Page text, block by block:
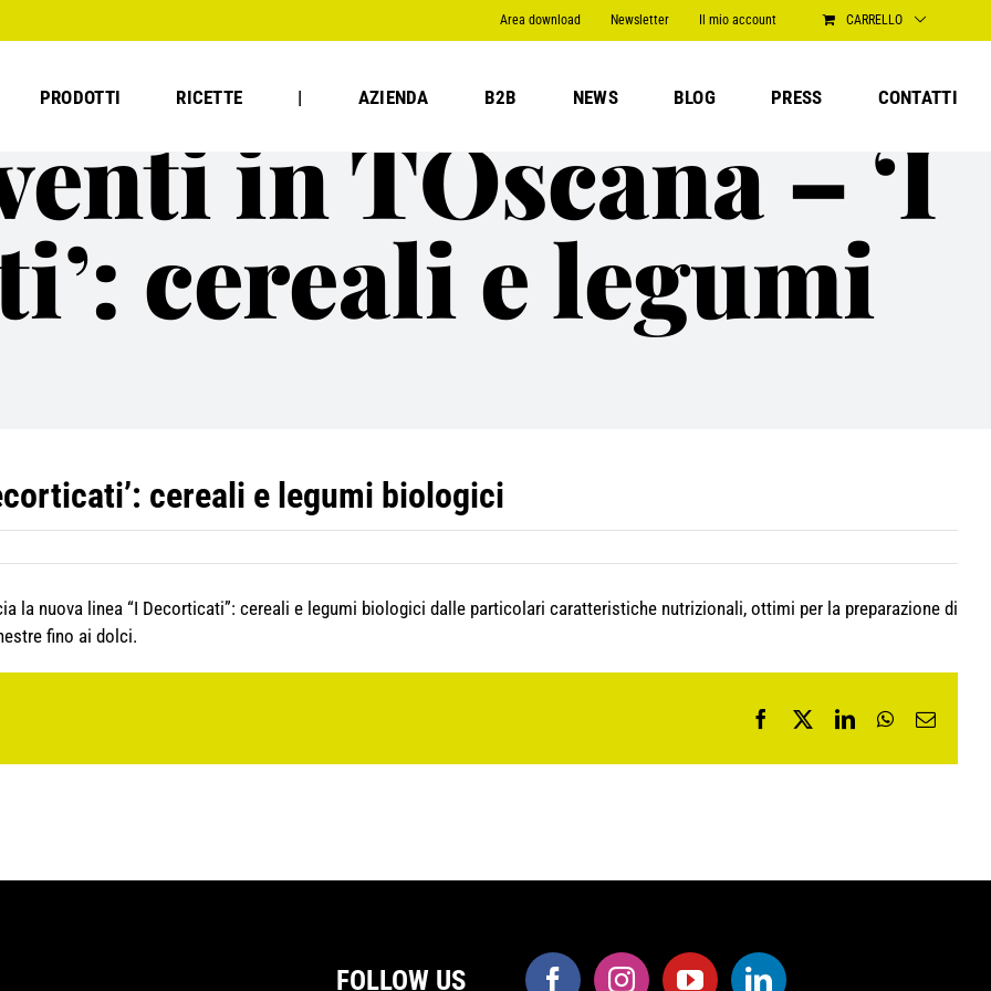
Area download Newsletter Il mio account CARRELLO
PRODOTTI RICETTE | AZIENDA B2B NEWS BLOG PRESS CONTATTI
in TOscana – ‘I
cereali e legumi
cereali e legumi biologici
la nuova linea “I Decorticati”: cereali e legumi biologici dalle particolari caratteristiche nutrizionali, ottimi per la preparazione di
fino ai dolci.
Facebook LinkedInWhatsApp
Email
FOLLOW US